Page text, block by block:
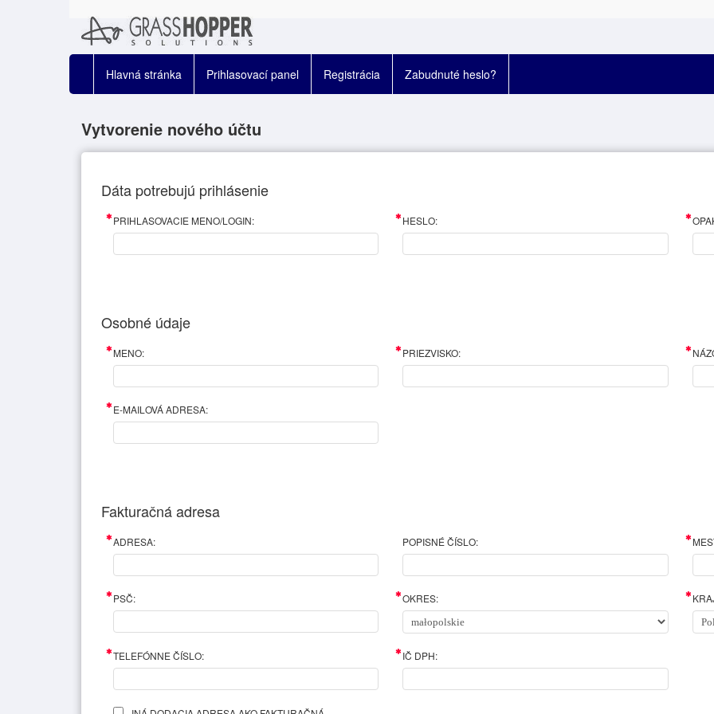
Hlavná stránka Prihlasovací panel Registrácia Zabudnuté heslo?
Vytvorenie nového účtu
Dáta potrebujú prihlásenie
PRIHLASOVACIE MENO/LOGIN: HESLO:
Osobné údaje
MENO: PRIEZVISKO:
E-MAILOVÁ ADRESA:
Fakturačná adresa
ADRESA: POPISNÉ ČÍSLO:
PSČ: OKRES:
TELEFÓNNE ČÍSLO: IČ DPH: